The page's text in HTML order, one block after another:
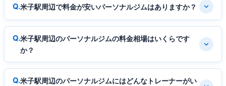
米子駅周辺で料金が安いパーソナルジムはありますか？
米子駅周辺のパーソナルジムの料金相場はいくらです
か？
米子駅周辺のパーソナルジムにはどんなトレーナーがい